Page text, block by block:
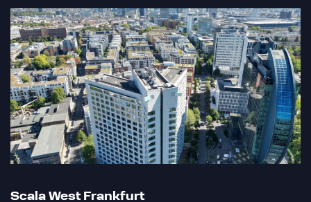
Scala West Frankfurt